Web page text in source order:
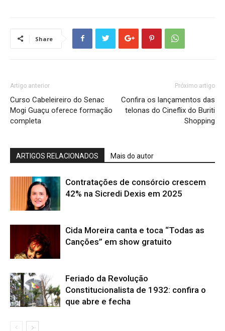
Share
Artigo anterior
Curso Cabeleireiro do Senac
Mogi Guaçu oferece formação
completa
Próximo artigo
Confira os lançamentos das
telonas do Cineflix do Buriti
Shopping
ARTIGOS RELACIONADOS Mais do autor
Contratações de consórcio crescem
42% na Sicredi Dexis em 2025
Cida Moreira canta e toca “Todas as
Canções” em show gratuito
Feriado da Revolução
Constitucionalista de 1932: confira o
que abre e fecha